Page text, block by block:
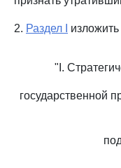
2. Раздел I
"I.
государственной